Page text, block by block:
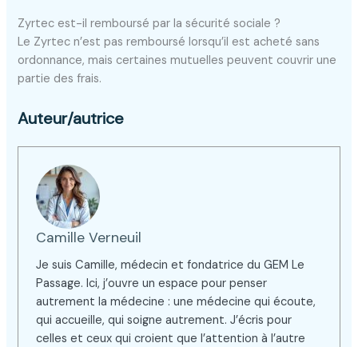
Zyrtec est-il remboursé par la sécurité sociale ?
Le Zyrtec n’est pas remboursé lorsqu’il est acheté sans
ordonnance, mais certaines mutuelles peuvent couvrir une
partie des frais.
Auteur/autrice
Camille Verneuil
Je suis Camille, médecin et fondatrice du GEM Le
Passage. Ici, j’ouvre un espace pour penser
autrement la médecine : une médecine qui écoute,
qui accueille, qui soigne autrement. J’écris pour
celles et ceux qui croient que l’attention à l’autre